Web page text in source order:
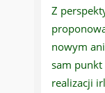
Z
nowym
sam
realizacji